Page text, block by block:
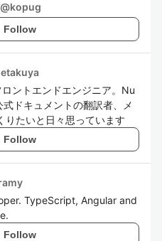
@kopug
Follow
ントエンドエンジニア。Nu
ドキュメントの翻訳者、メ
りたいと日々思っています
Follow
TypeScript, Angular and
Follow